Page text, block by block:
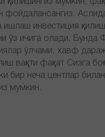
қилишингиз мумкин,
фойдалансангиз.
ишлаш инвестиция
ўз ичига олади. Бунда
ўлчами, хавф
вақти фақат Сизга
бир неча центлар
мумкин.